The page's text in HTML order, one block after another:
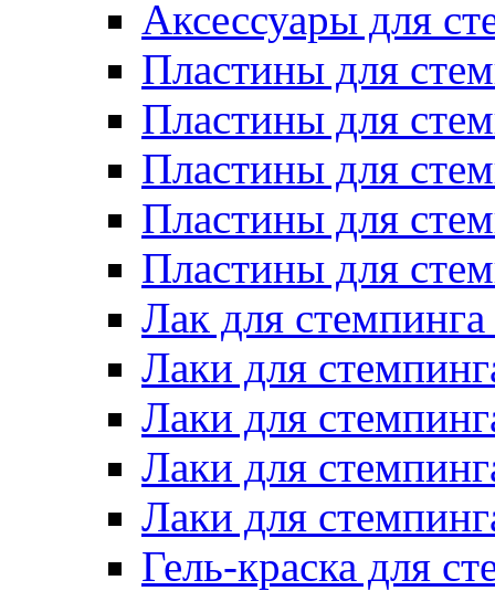
Аксессуары для
Пластины для
Пластины для
Пластины для
Пластины для
Пластины для
Лак для
Лаки для
Лаки для
Лаки для
Лаки для
Гель-краска для